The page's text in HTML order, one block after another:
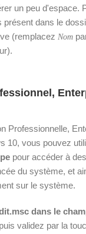
un peu d'espace.
présent dans le
(remplacez Nom
Professionnelle,
10, vous pouvez
pour accéder à
du système, et
sur le système.
dans le
validez par la